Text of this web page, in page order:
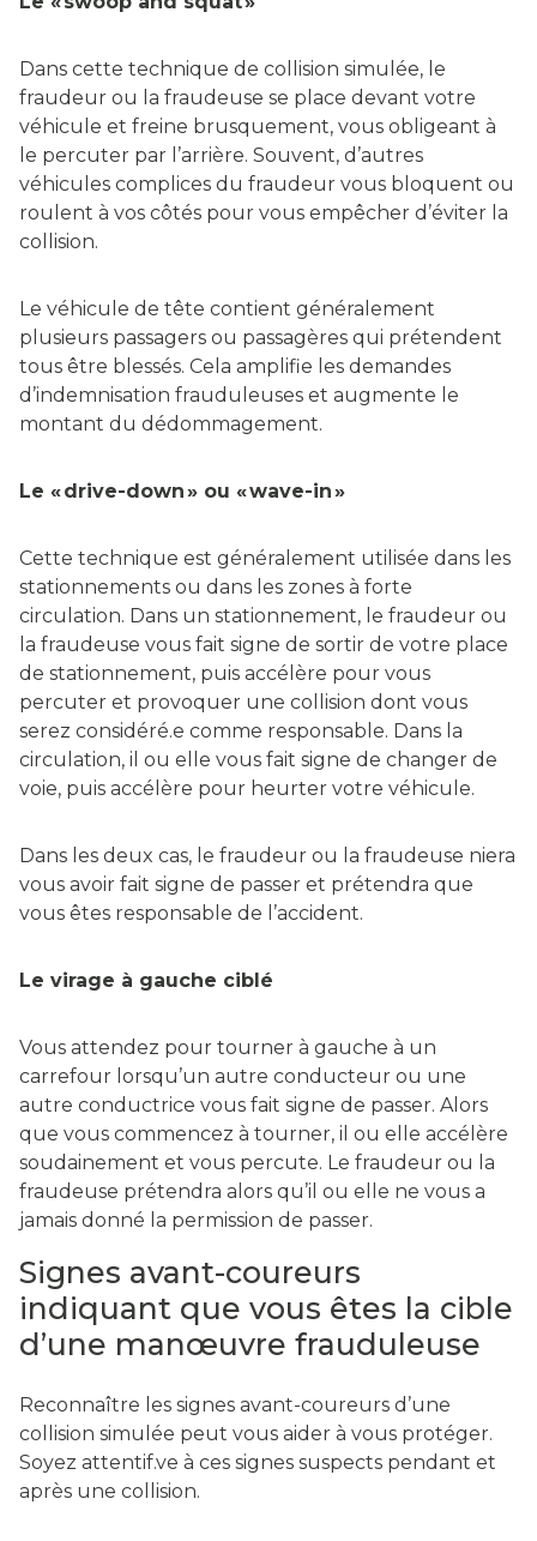
Dans cette technique de collision simulée, le
fraudeur ou la fraudeuse se place devant votre
véhicule et freine brusquement, vous obligeant à
le percuter par l’arrière. Souvent, d’autres
véhicules complices du fraudeur vous bloquent ou
roulent à vos côtés pour vous empêcher d’éviter la
collision.
Le véhicule de tête contient généralement
plusieurs passagers ou passagères qui prétendent
tous être blessés. Cela amplifie les demandes
d’indemnisation frauduleuses et augmente le
montant du dédommagement.
Le « drive-down » ou « wave-in »
Cette technique est généralement utilisée dans les
stationnements ou dans les zones à forte
circulation. Dans un stationnement, le fraudeur ou
la fraudeuse vous fait signe de sortir de votre place
de stationnement, puis accélère pour vous
percuter et provoquer une collision dont vous
serez considéré.e comme responsable. Dans la
circulation, il ou elle vous fait signe de changer de
voie, puis accélère pour heurter votre véhicule.
Dans les deux cas, le fraudeur ou la fraudeuse niera
vous avoir fait signe de passer et prétendra que
vous êtes responsable de l’accident.
Le virage à gauche ciblé
Vous attendez pour tourner à gauche à un
carrefour lorsqu’un autre conducteur ou une
autre conductrice vous fait signe de passer. Alors
que vous commencez à tourner, il ou elle accélère
soudainement et vous percute. Le fraudeur ou la
fraudeuse prétendra alors qu’il ou elle ne vous a
jamais donné la permission de passer.
Signes avant-coureurs
indiquant que vous êtes la cible
d’une manœuvre frauduleuse
Reconnaître les signes avant-coureurs d’une
collision simulée peut vous aider à vous protéger.
Soyez attentif.ve à ces signes suspects pendant et
après une collision.